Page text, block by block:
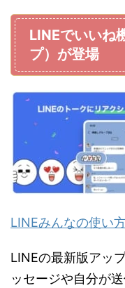
LINEでいいね
プ）が登場
LINEみんなの使い
LINEの最新版アッ
ッセージや自分が